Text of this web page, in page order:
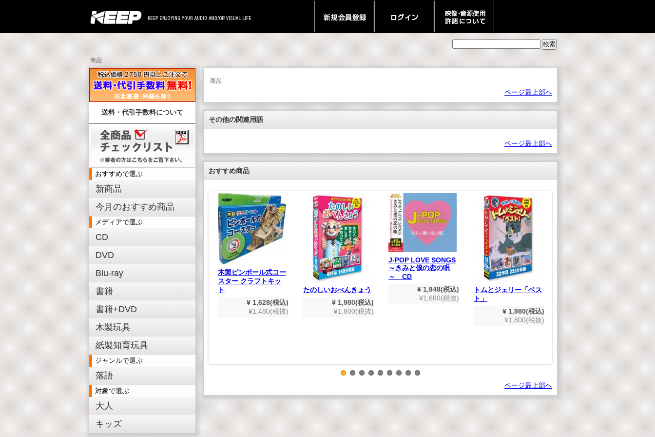
商品
送料・代引手数料について
おすすめで選ぶ
新商品
今月のおすすめ商品
メディアで選ぶ
CD
DVD
Blu-ray
書籍
書籍+DVD
木製玩具
紙製知育玩具
ジャンルで選ぶ
落語
対象で選ぶ
大人
キッズ
商品
ページ最上部へ
その他の関連用語
ページ最上部へ
おすすめ商品
うわ
スター
税込)
税抜)
J-POP LOVE SONGS
～私とあなたの愛の唄
～ CD
¥ 1,848(税込)
¥1,680(税抜)
¥ 1,980(税込)
¥1,800(税抜)
木製ピンボール式コー
スター クラフトキッ
ト
¥ 1,628(税込)
¥1,480(税抜)
たのしいおべんきょう
¥ 1,980(税込)
¥1,800(税抜)
J-POP LOVE SONGS
～きみと僕の恋の唄
～ CD
¥ 1,848(税込)
¥1,680(税抜)
トムとジェリー「ベス
ト」
¥ 1,980(税込)
¥1,800(税抜)
木製3D恐竜パズル パ
ラサウロロフス
¥ 550(税込)
¥500(税抜)
ページ最上部へ